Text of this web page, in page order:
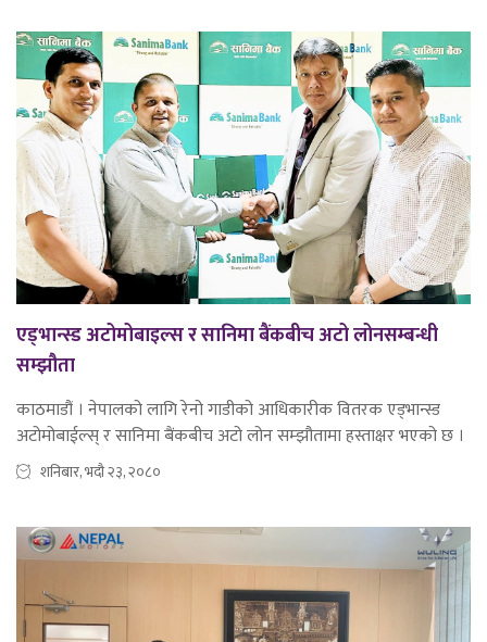
एड्भान्स्ड अटोमोबाइल्स र सानिमा बैंकबीच अटो लोनसम्बन्धी
सम्झौता
काठमाडौं । नेपालको लागि रेनो गाडीको आधिकारीक वितरक एड्भान्स्ड
अटोमोबाईल्स् र सानिमा बैंकबीच अटो लोन सम्झौतामा हस्ताक्षर भएको छ ।
शनिबार, भदौ २३, २०८०